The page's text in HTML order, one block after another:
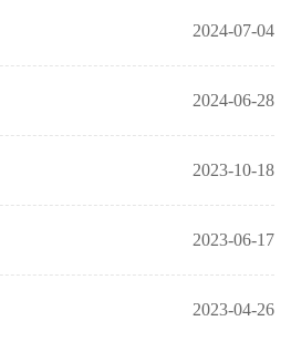
2024-07-04
2024-06-28
2023-10-18
2023-06-17
2023-04-26